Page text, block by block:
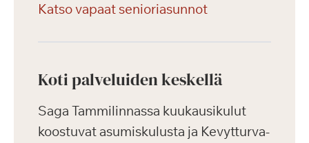
Katso vapaat senioriasunnot
Koti palveluiden keskellä
Saga Tammilinnassa kuukausikulut
koostuvat asumiskulusta ja Kevytturva-